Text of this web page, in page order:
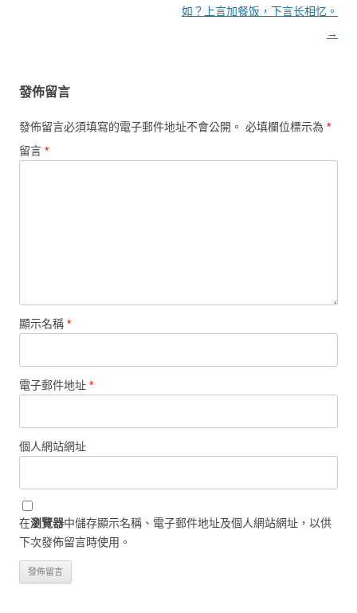
如？上言加餐饭，下言长相忆。
→
發佈留言
發佈留言必須填寫的電子郵件地址不會公開。 必填欄位標示為 *
留言 *
顯示名稱 *
電子郵件地址 *
個人網站網址
在瀏覽器中儲存顯示名稱、電子郵件地址及個人網站網址，以供
下次發佈留言時使用。